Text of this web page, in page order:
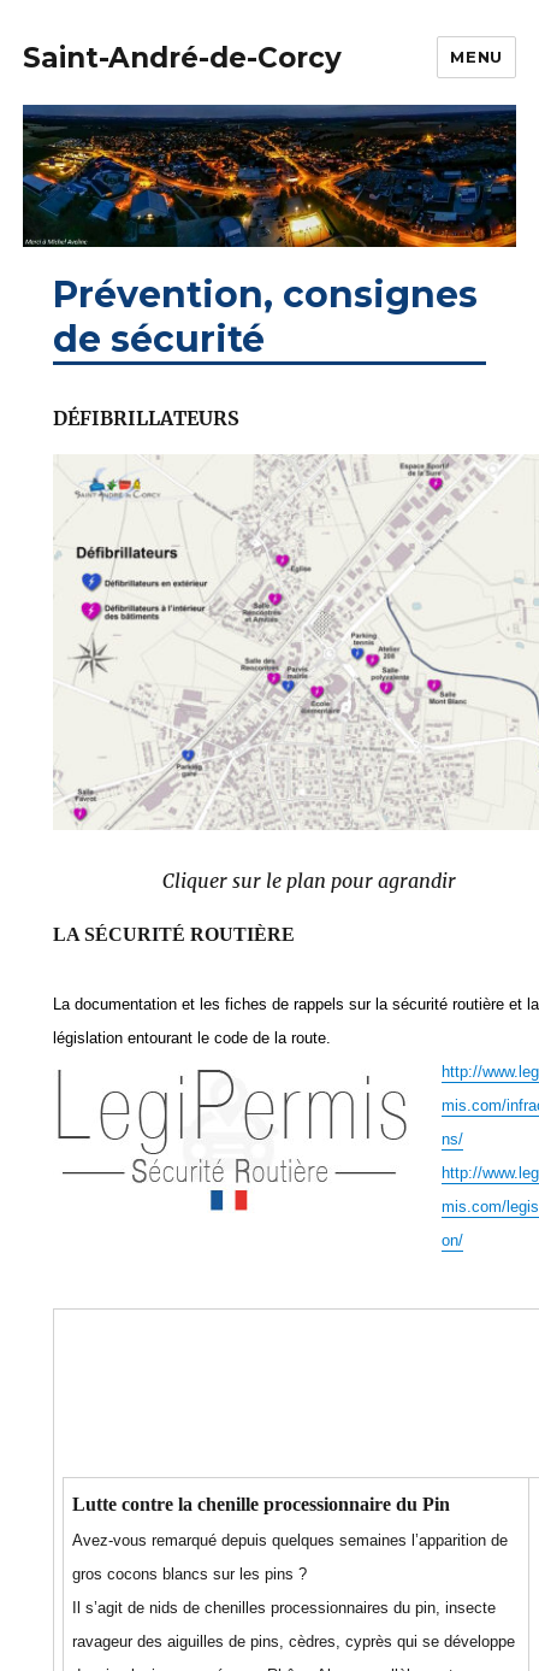
Saint-André-de-Corcy MENU
Prévention, consignes
de sécurité
DÉFIBRILLATEURS
Cliquer sur le plan pour agrandir
LA SÉCURITÉ ROUTIÈRE
La documentation et les fiches de rappels sur la sécurité routière et la
législation entourant le code de la route.
http://
mis.com/
ns/
http://
mis.com/
on/
Lutte contre la chenille processionnaire du Pin
Avez-vous remarqué depuis quelques semaines l’apparition de
gros cocons blancs sur les pins ?
Il s’agit de nids de chenilles processionnaires du pin, insecte
ravageur des aiguilles de pins, cèdres, cyprès qui se développe